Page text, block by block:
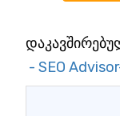
- SEO